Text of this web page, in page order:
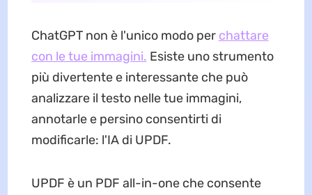
ChatGPT non è l'unico modo per chattare
con le tue immagini. Esiste uno strumento
più divertente e interessante che può
analizzare il testo nelle tue immagini,
annotarle e persino consentirti di
modificarle: l'IA di UPDF.
UPDF è un PDF all-in-one che consente